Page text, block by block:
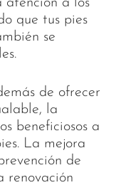
que tus pies
se
de ofrecer
la
beneficiosos a
La mejora
de
renovación